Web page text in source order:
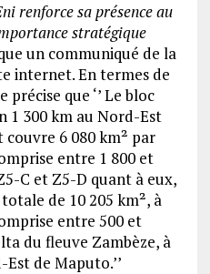
renforce sa présence au
stratégique
un communiqué de la
internet. En termes de
que ‘’ Le bloc
1 300 km au Nord-Est
6 080 km² par
entre 1 800 et
C et Z5-D quant à eux,
de 10 205 km², à
entre 500 et
du fleuve Zambèze, à
de Maputo.’’